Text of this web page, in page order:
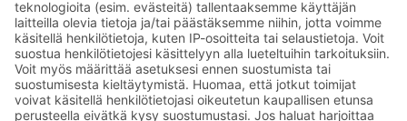
Tilaa BITO-uutiskirjeemme:
Uutisia ja faktoja
varastologistiikan
maailmasta